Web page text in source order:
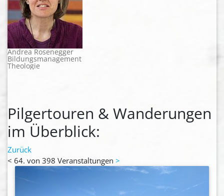
Andrea Rosenegger
Bildungsmanagement
Theologie
Pilgertouren & Wanderungen
im Überblick:
Zurück
< 64. von 398 Veranstaltungen >